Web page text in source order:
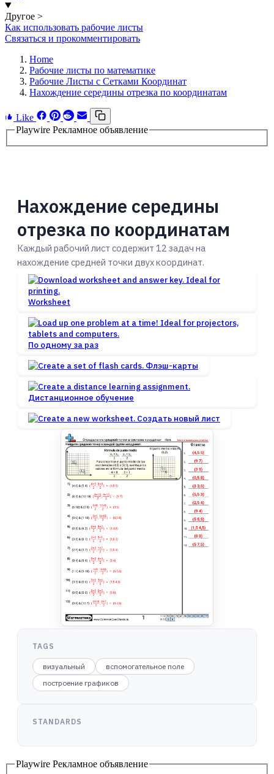
Другое >
Как использовать рабочие листы
Связаться и прокомментировать
Home
Рабочие листы по математике
Рабочие Листы с Сетками Координат
Нахождение середины отрезка по координатам
Like
Playwire Рекламное объявление
Нахождение середины
отрезка по координатам
Каждый рабочий лист содержит 12 задач на
нахождение средней точки двух координат.
Worksheet
По одному за раз
Флэш-карты
Дистанционное обучение
Создать новый лист
TAGS
визуальный
вспомогательное поле
построение графиков
STANDARDS
Playwire Рекламное объявление